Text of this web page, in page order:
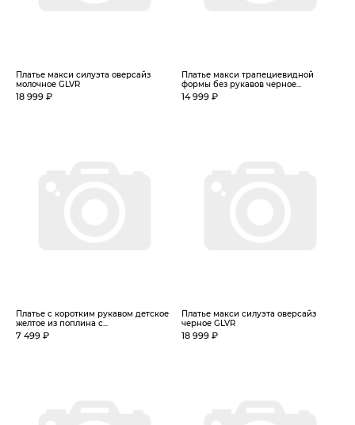
Платье макси силуэта оверсайз
молочное GLVR
18 999 ₽
Платье макси трапециевидной
формы без рукавов черное...
14 999 ₽
Платье с коротким рукавом детское
желтое из поплина с...
7 499 ₽
Платье макси силуэта оверсайз
черное GLVR
18 999 ₽